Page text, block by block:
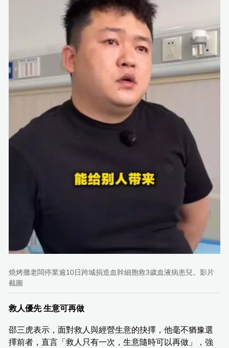
燒烤攤老闆停業逾10日跨城捐造血幹細胞救3歲血液病患兒。影片
截圖
救人優先 生意可再做
邵三虎表示，面對救人與經營生意的抉擇，他毫不猶豫選
擇前者，直言「救人只有一次，生意隨時可以再做」，強